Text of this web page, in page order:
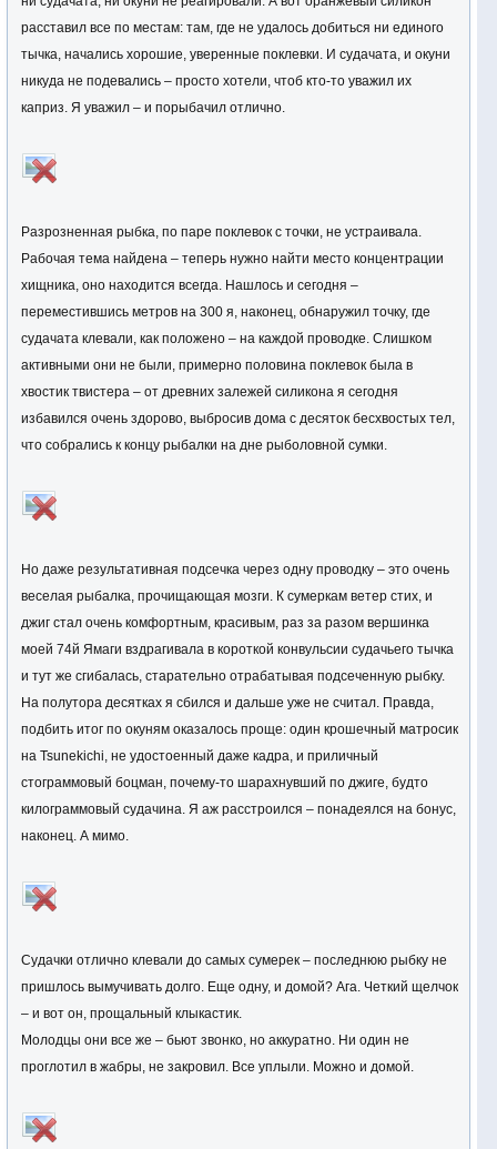
расставил все по местам: там, где не удалось добиться ни единого
тычка, начались хорошие, уверенные поклевки. И судачата, и окуни
никуда не подевались – просто хотели, чтоб кто-то уважил их
каприз. Я уважил – и порыбачил отлично.
Разрозненная рыбка, по паре поклевок с точки, не устраивала.
Рабочая тема найдена – теперь нужно найти место концентрации
хищника, оно находится всегда. Нашлось и сегодня –
переместившись метров на 300 я, наконец, обнаружил точку, где
судачата клевали, как положено – на каждой проводке. Слишком
активными они не были, примерно половина поклевок была в
хвостик твистера – от древних залежей силикона я сегодня
избавился очень здорово, выбросив дома с десяток бесхвостых тел,
что собрались к концу рыбалки на дне рыболовной сумки.
Но даже результативная подсечка через одну проводку – это очень
веселая рыбалка, прочищающая мозги. К сумеркам ветер стих, и
джиг стал очень комфортным, красивым, раз за разом вершинка
моей 74й Ямаги вздрагивала в короткой конвульсии судачьего тычка
и тут же сгибалась, старательно отрабатывая подсеченную рыбку.
На полутора десятках я сбился и дальше уже не считал. Правда,
подбить итог по окуням оказалось проще: один крошечный матросик
на Tsunekichi, не удостоенный даже кадра, и приличный
стограммовый боцман, почему-то шарахнувший по джиге, будто
килограммовый судачина. Я аж расстроился – понадеялся на бонус,
наконец. А мимо.
Судачки отлично клевали до самых сумерек – последнюю рыбку не
пришлось вымучивать долго. Еще одну, и домой? Ага. Четкий щелчок
– и вот он, прощальный клыкастик.
Молодцы они все же – бьют звонко, но аккуратно. Ни один не
проглотил в жабры, не закровил. Все уплыли. Можно и домой.